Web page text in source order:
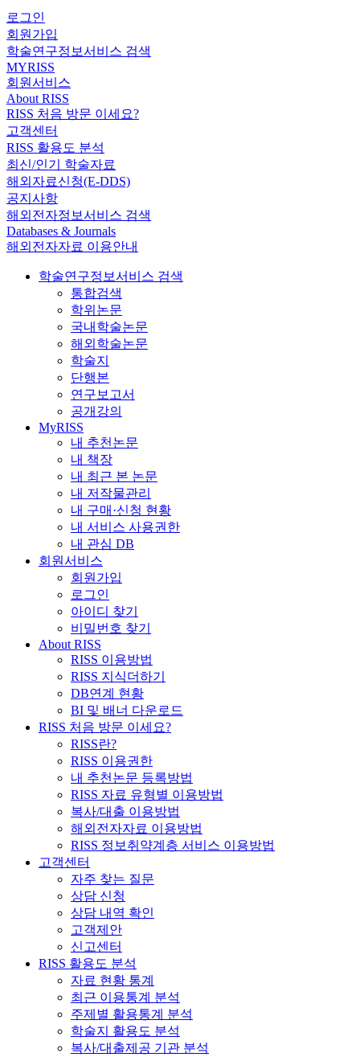
로그인
회원가입
학술연구정보서비스 검색
MYRISS
회원서비스
About RISS
RISS 처음 방문 이세요?
고객센터
RISS 활용도 분석
최신/인기 학술자료
해외자료신청(E-DDS)
공지사항
해외전자정보서비스 검색
Databases & Journals
해외전자자료 이용안내
학술연구정보서비스 검색
통합검색
학위논문
국내학술논문
해외학술논문
학술지
단행본
연구보고서
공개강의
MyRISS
내 추천논문
내 책장
내 최근 본 논문
내 저작물관리
내 구매·신청 현황
내 서비스 사용권한
내 관심 DB
회원서비스
회원가입
로그인
아이디 찾기
비밀번호 찾기
About RISS
RISS 이용방법
RISS 지식더하기
DB연계 현황
BI 및 배너 다운로드
RISS 처음 방문 이세요?
RISS란?
RISS 이용권한
내 추천논문 등록방법
RISS 자료 유형별 이용방법
복사/대출 이용방법
해외전자자료 이용방법
RISS 정보취약계층 서비스 이용방법
고객센터
자주 찾는 질문
상담 신청
상담 내역 확인
고객제안
신고센터
RISS 활용도 분석
자료 현황 통계
최근 이용통계 분석
주제별 활용통계 분석
학술지 활용도 분석
복사/대출제공 기관 분석